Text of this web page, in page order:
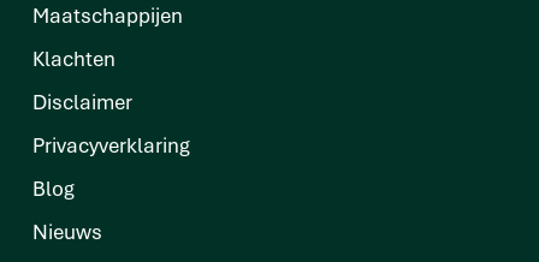
Maatschappijen
Klachten
Disclaimer
Privacyverklaring
Blog
Nieuws